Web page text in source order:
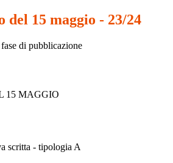
del 15 maggio - 23/24
di pubblicazione
15 MAGGIO
scritta - tipologia A